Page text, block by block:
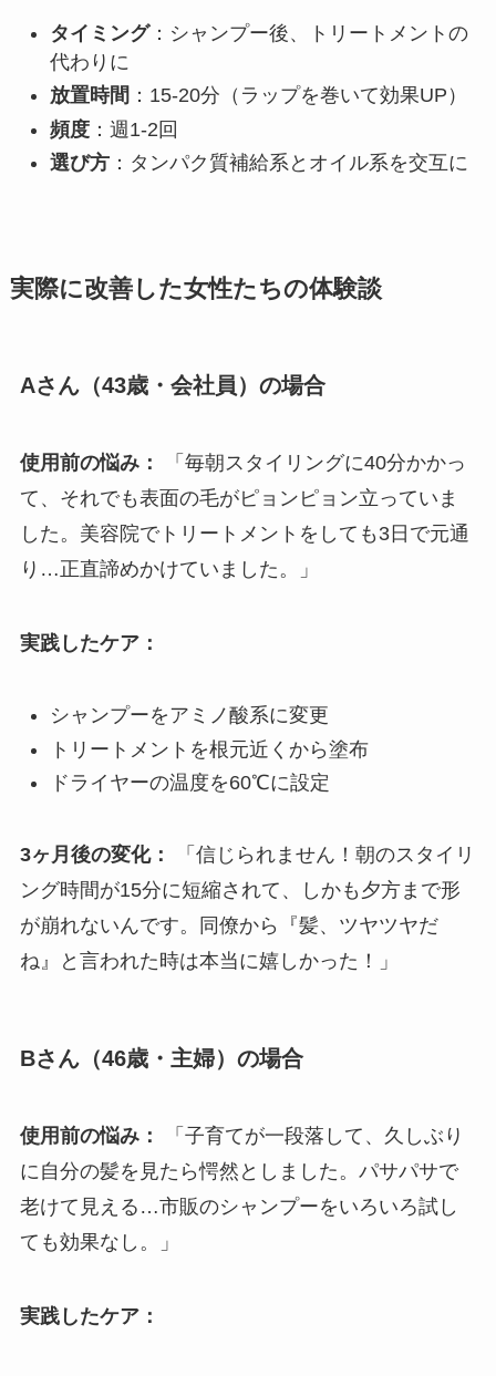
タイミング：シャンプー後、トリートメントの
代わりに
放置時間 ：15-20分（ラップを巻いて効果UP）
頻度：週1-2回
選び方：タンパク質補給系とオイル系を交互に
実際に改善した女性たちの体験談
Aさん（43歳・会社員）の場合
使用前の悩み：
「毎朝スタイリングに40分かかっ
て、それでも表面の毛がピョンピョン立っていま
した。美容院でトリートメントをしても3日で元通
り…正直諦めかけていました。」
実践したケア：
シャンプーをアミノ酸系に変更
トリートメントを根元近くから塗布
ドライヤーの温度を60℃に設定
3ヶ月後の変化：
「信じられません！朝のスタイリ
ング時間が15分に短縮されて、しかも夕方まで形
が崩れないんです。同僚から『髪、ツヤツヤだ
ね』と言われた時は本当に嬉しかった！」
Bさん（46歳・主婦）の場合
使用前の悩み：
「子育てが一段落して、久しぶり
に自分の髪を見たら愕然としました。パサパサで
老けて見える…市販のシャンプーをいろいろ試し
ても効果なし。」
実践したケア：